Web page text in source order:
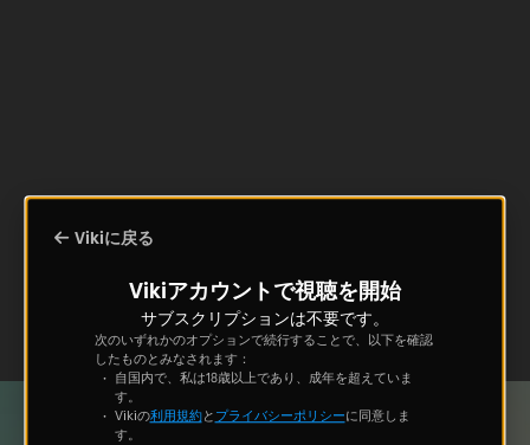
Vikiに戻る
Vikiアカウントで視聴を開始
サブスクリプションは不要です。
次のいずれかのオプションで続行することで、以下を確認
したものとみなされます：
自国内で、私は18歳以上であり、成年を超えていま
す。
Vikiの利用規約と プライバシーポリシーに同意しま
す。